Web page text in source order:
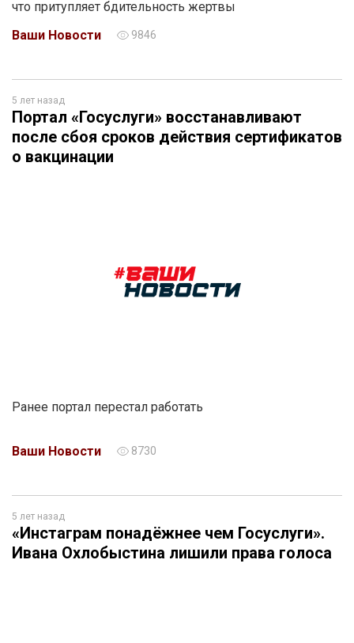
что притупляет бдительность жертвы
Ваши Новости
9846
5 лет назад
Портал «Госуслуги» восстанавливают
после сбоя сроков действия сертификатов
о вакцинации
Ранее портал перестал работать
Ваши Новости 8730
5 лет назад
«Инстаграм понадёжнее чем Госуслуги».
Ивана Охлобыстина лишили права голоса